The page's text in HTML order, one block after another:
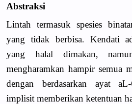
Abstraksi
Lintah termasuk spesies
yang tidak berbisa. Kendati
yang halal dimakan,
mengharamkan hampir semua
dengan berdasarkan ayat
implisit memberikan ketentuan